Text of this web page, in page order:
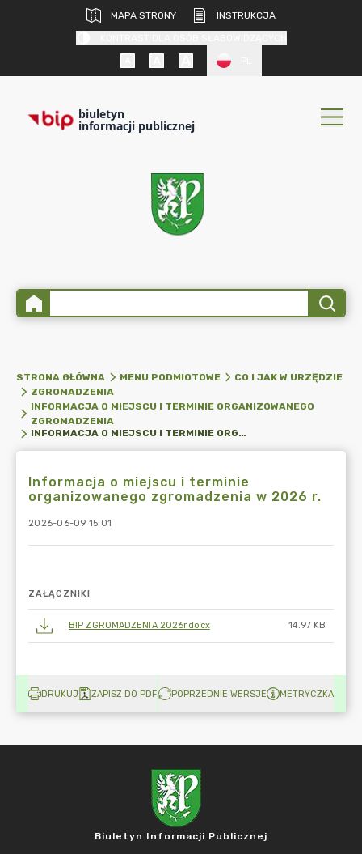
MAPA STRONY
INSTRUKCJA
biuletyn
informacji publicznej
STRONA GŁÓWNA MENU PODMIOTOWE
CO I JAK W URZĘDZIE
ZGROMADZENIA
INFORMACJA O MIEJSCU I TERMINIE ORGANIZOWANEGO
ZGROMADZENIA
INFORMACJA O MIEJSCU I TERMINIE ORGANIZOWANEGO ZGROMADZENIA W 2026 R.
Informacja o miejscu i terminie
organizowanego zgromadzenia w 2026 r.
2026-06-09 15:01
ZAŁĄCZNIKI
BIP ZGROMADZENIA 2026r.docx 14.97 KB
DRUKUJ ZAPISZ DO PDF POPRZEDNIE WERSJE METRYCZKA
Biuletyn Informacji Publicznej